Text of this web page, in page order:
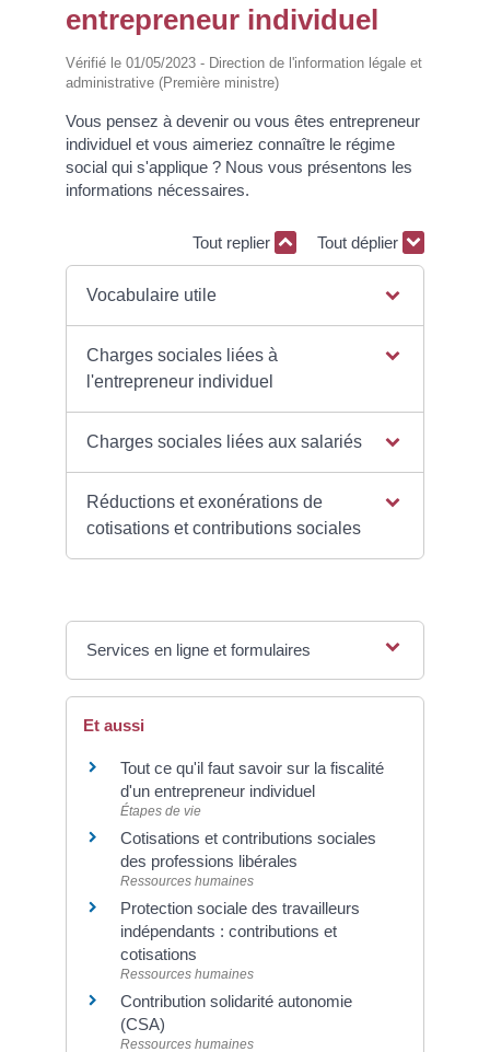
entrepreneur individuel
Vérifié le 01/05/2023 - Direction de l'information légale et
administrative (Première ministre)
Vous pensez à devenir ou vous êtes entrepreneur
individuel et vous aimeriez connaître le régime
social qui s'applique ? Nous vous présentons les
informations nécessaires.
Tout replier Tout déplier
Vocabulaire utile
Charges sociales liées à
l'entrepreneur individuel
Charges sociales liées aux salariés
Réductions et exonérations de
cotisations et contributions sociales
Services en ligne et formulaires
Et aussi
Tout ce qu'il faut savoir sur la fiscalité
d'un entrepreneur individuel
Étapes de vie
Cotisations et contributions sociales
des professions libérales
Ressources humaines
Protection sociale des travailleurs
indépendants : contributions et
cotisations
Ressources humaines
Contribution solidarité autonomie
(CSA)
Ressources humaines